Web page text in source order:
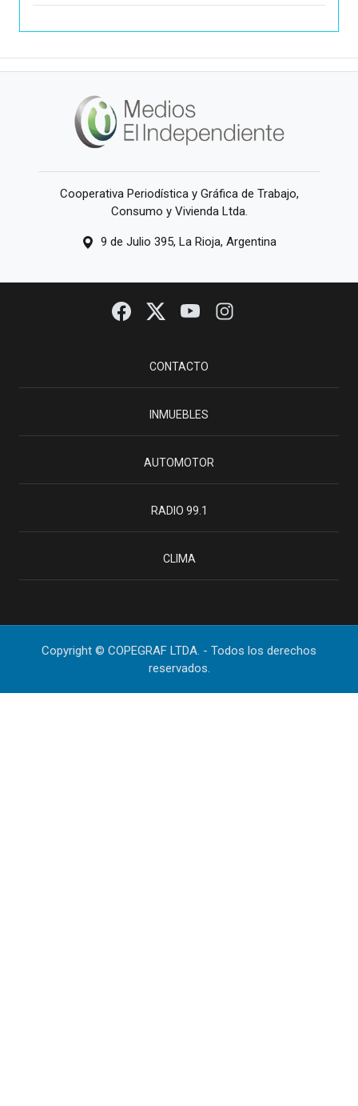
Cooperativa Periodística y Gráfica de Trabajo,
Consumo y Vivienda Ltda.
9 de Julio 395, La Rioja, Argentina
CONTACTO
INMUEBLES
AUTOMOTOR
RADIO 99.1
CLIMA
Copyright © COPEGRAF LTDA. - Todos los derechos
reservados.